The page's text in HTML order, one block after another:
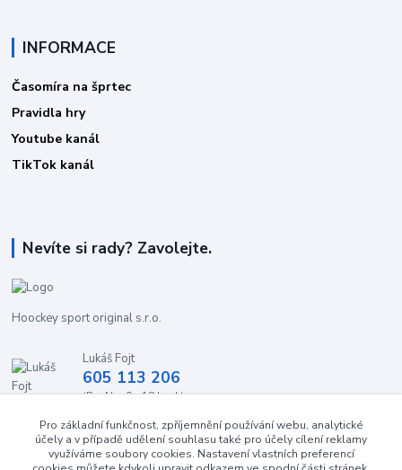
INFORMACE
Časomíra na šprtec
Pravidla hry
Youtube kanál
TikTok kanál
Nevíte si rady? Zavolejte.
Hoockey sport original s.r.o.
Lukáš Fojt
605 113 206
(Po-Ne, 9 - 18 hod.)
info@stolnihokej-shop.cz
Pro základní funkčnost, zpříjemnění používání webu, analytické
účely a v případě udělení souhlasu také pro účely cílení reklamy
využíváme soubory cookies. Nastavení vlastních preferencí